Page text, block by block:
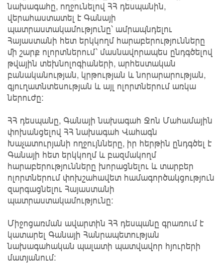
նախագահը, ողջունելով ՀՀ դեսպանին,
վերահաստատել է Գանայի
պատրաստակամությունը՝ ամրապնդելու
Հայաստանի հետ երկկողմ հարաբերությունները
մի շարք ոլորտներում՝ մասնավորապես ընդգծելով
թվային տեխնոլոգիաների, արհեստական
բանականության, կրթության և նորարարության,
գյուղատնտեսության և այլ ոլորտներում առկա
ներուժը։
ՀՀ դեսպանը, Գանայի նախագահ Ջոն Մահամային
փոխանցելով ՀՀ նախագահ Վահագն
Խաչատուրյանի ողջույնները, իր հերթին ընդգծել է
Գանայի հետ երկկողմ և բազմակողմ
հարաբերությունները խորացնելու և տարբեր
ոլորտներում փոխշահավետ համագործակցություն
զարգացնելու Հայաստանի
պատրաստակամությունը։
Միջոցառման ավարտին ՀՀ դեսպանը գրառում է
կատարել Գանայի Հանրապետության
նախագահական պալատի պատվավոր հյուրերի
մատյանում։